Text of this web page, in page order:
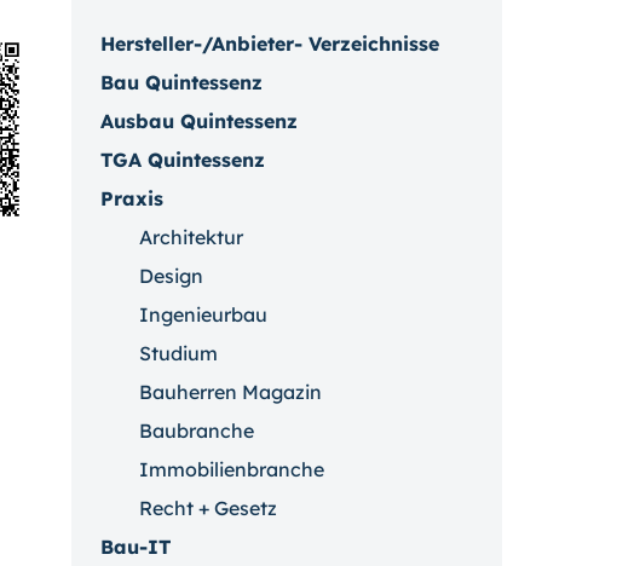
Hersteller-/Anbieter- Verzeichnisse
Bau Quintessenz
Ausbau Quintessenz
TGA Quintessenz
Praxis
Architektur
Design
Ingenieurbau
Studium
Bauherren Magazin
Baubranche
Immobilienbranche
Recht + Gesetz
Bau-IT